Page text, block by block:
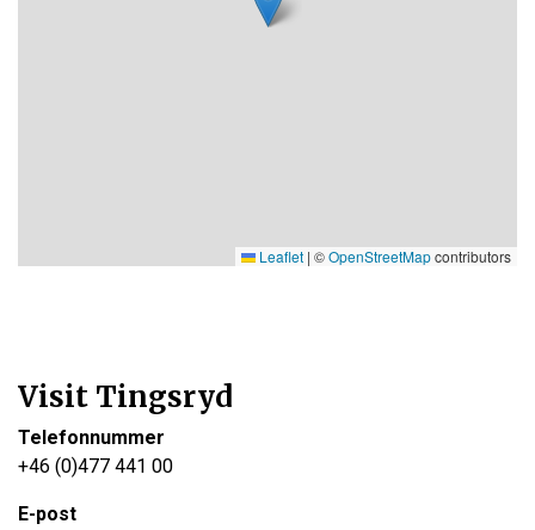
Leaflet | ©OpenStreetMapcontributors
Visit Tingsryd
Telefonnummer
+46 (0)477 441 00
E-post